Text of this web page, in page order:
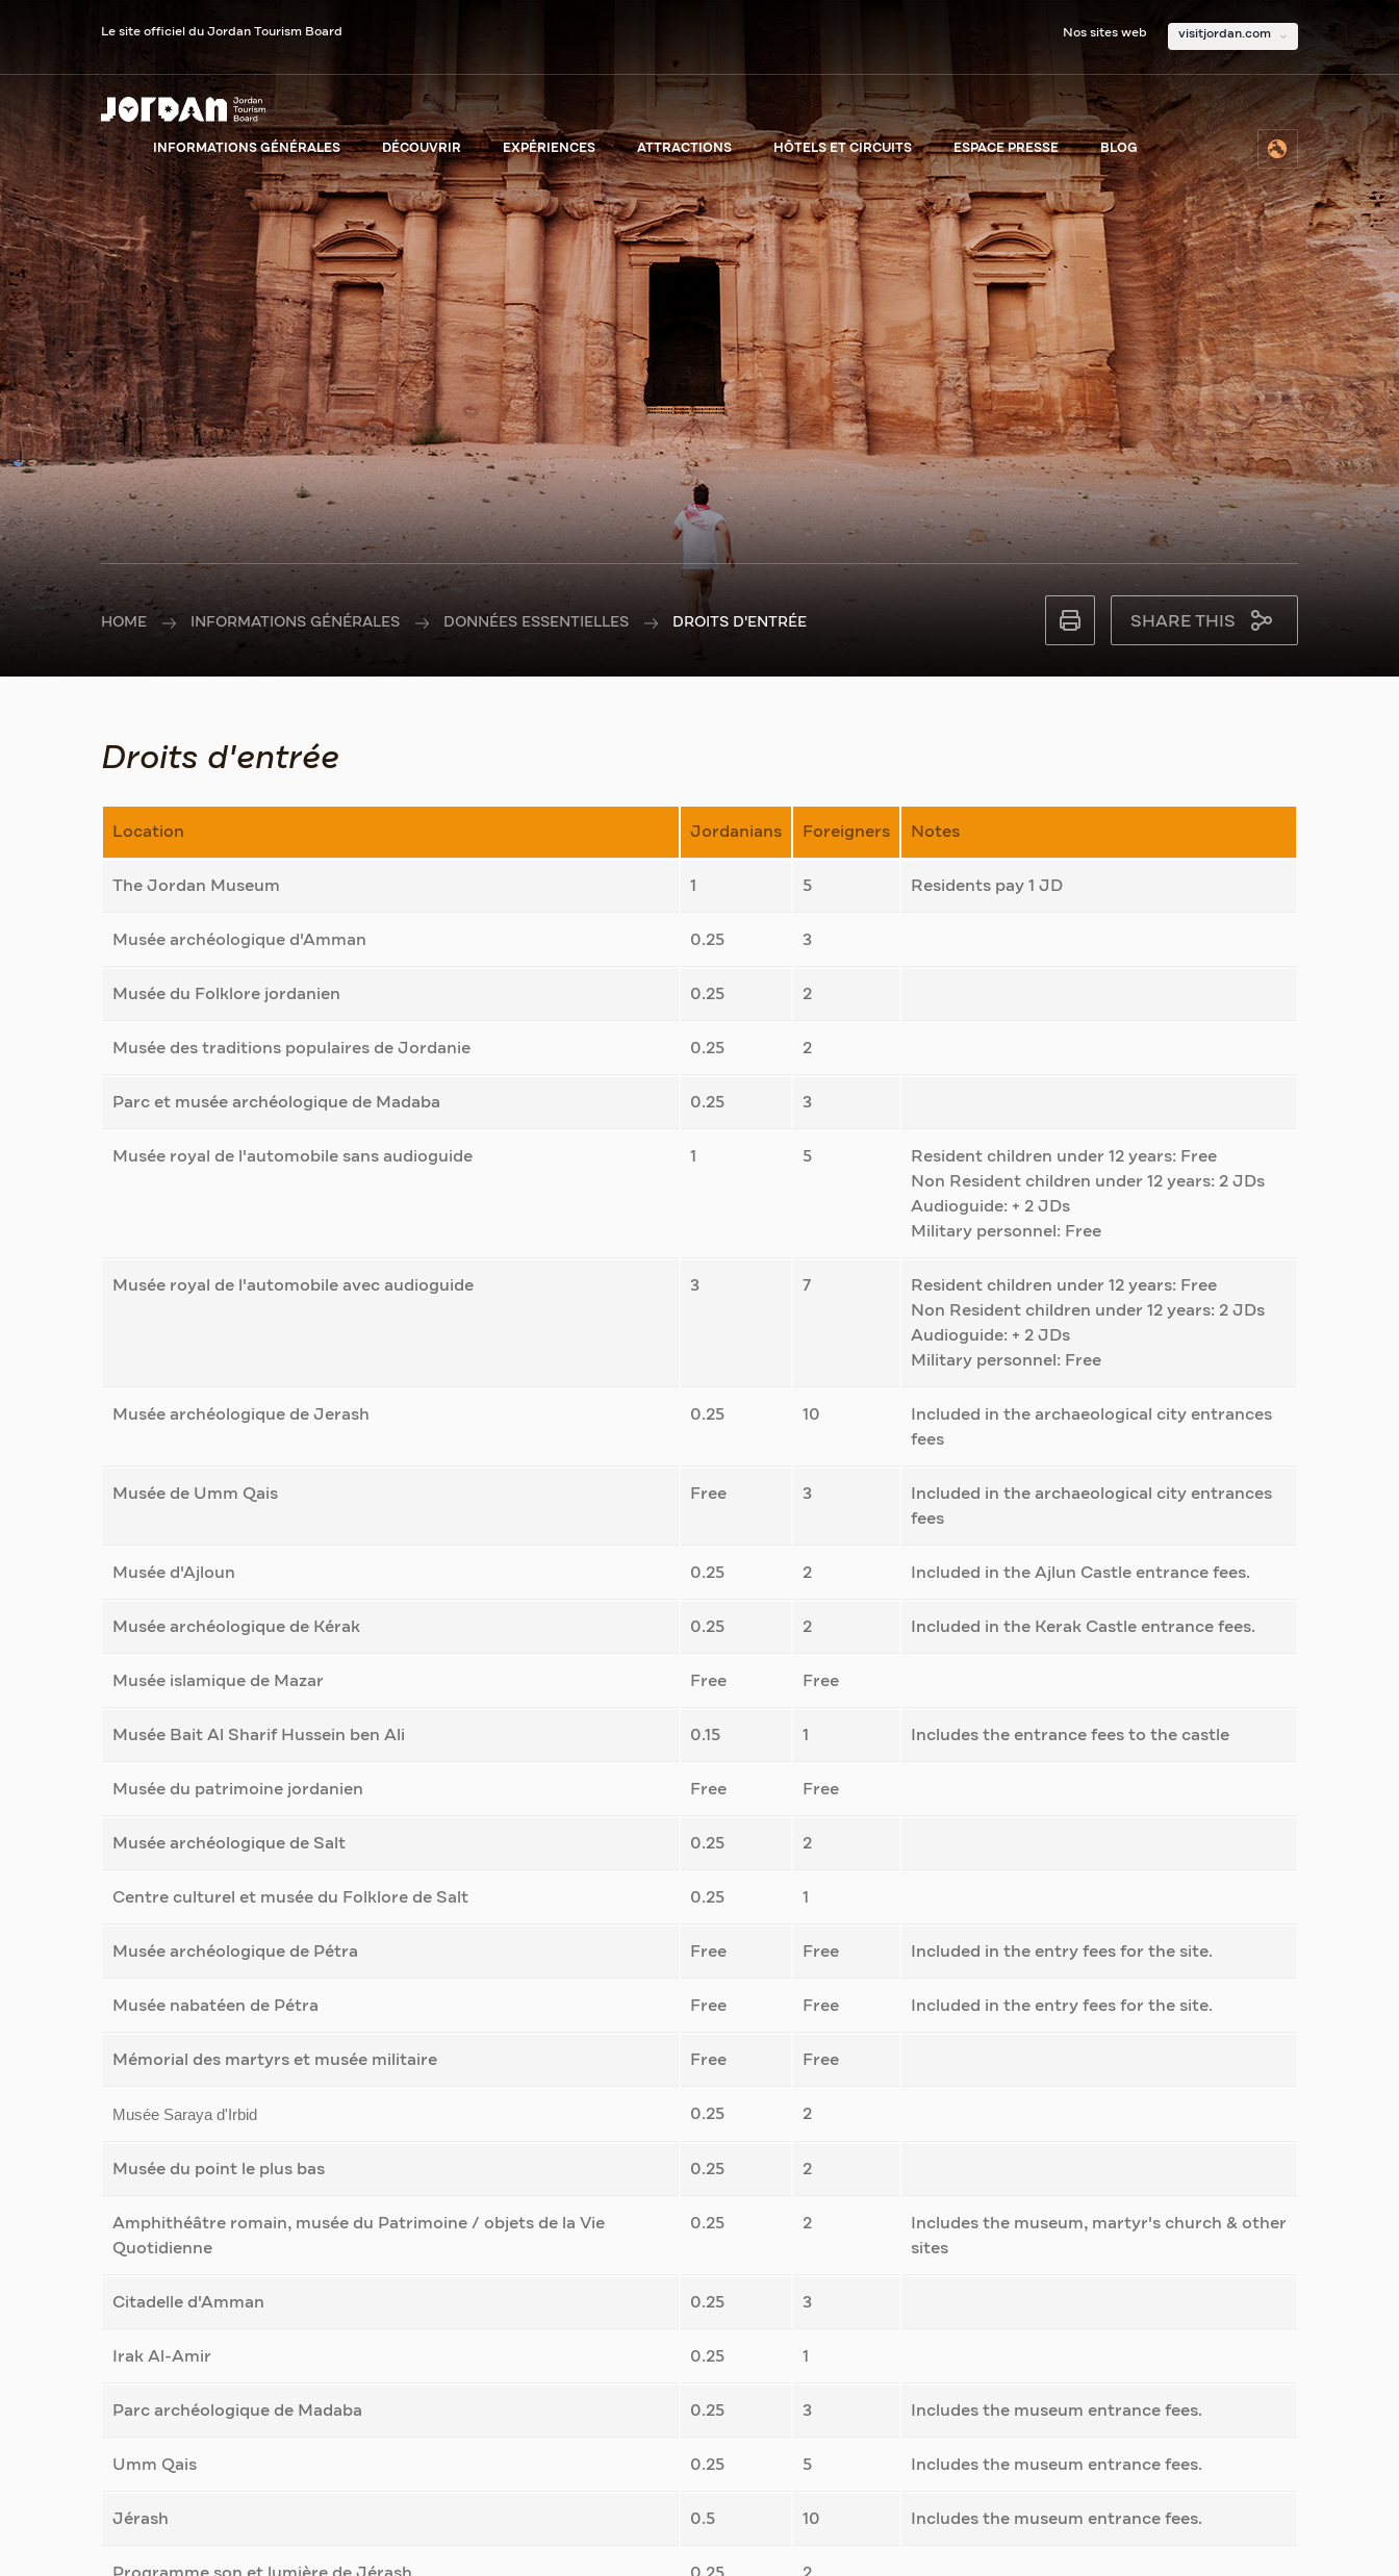
Le site officiel du Jordan Tourism Board Nos sites web visitjordan.com
INFORMATIONS GÉNÉRALES DÉCOUVRIR EXPÉRIENCES ATTRACTIONS HÔTELS ET CIRCUITS ESPACE PRESSE BLOG
HOME INFORMATIONS GÉNÉRALES DONNÉES ESSENTIELLES DROITS D'ENTRÉE SHARE THIS
Droits d'entrée
Location Jordanians Foreigners Notes
The Jordan Museum 1 5 Residents pay 1 JD
Musée archéologique d'Amman 0.25 3
Musée du Folklore jordanien 0.25 2
Musée des traditions populaires de Jordanie 0.25 2
Parc et musée archéologique de Madaba 0.25 3
Musée royal de l'automobile sans audioguide 1 5
Resident children under 12 years: Free
Non Resident children under 12 years: 2 JDs
Audioguide: + 2 JDs
Military personnel: Free
Musée royal de l'automobile avec audioguide 3 7
Resident children under 12 years: Free
Non Resident children under 12 years: 2 JDs
Audioguide: + 2 JDs
Military personnel: Free
Musée archéologique de Jerash 0.25 10
Included in the archaeological city entrances
fees
Musée de Umm Qais Free 3
Included in the archaeological city entrances
fees
Musée d'Ajloun 0.25 2 Included in the Ajlun Castle entrance fees.
Musée archéologique de Kérak 0.25 2 Included in the Kerak Castle entrance fees.
Musée islamique de Mazar Free Free
Musée Bait Al Sharif Hussein ben Ali 0.15 1 Includes the entrance fees to the castle
Musée du patrimoine jordanien Free Free
Musée archéologique de Salt 0.25 2
Centre culturel et musée du Folklore de Salt 0.25 1
Musée archéologique de Pétra Free Free Included in the entry fees for the site.
Musée nabatéen de Pétra Free Free Included in the entry fees for the site.
Mémorial des martyrs et musée militaire Free Free
Musée Saraya d'Irbid 0.25 2
Musée du point le plus bas 0.25 2
Amphithéâtre romain, musée du Patrimoine / objets de la Vie
Quotidienne
0.25 2
Includes the museum, martyr's church & other
sites
Citadelle d'Amman 0.25 3
Irak Al-Amir 0.25 1
Parc archéologique de Madaba 0.25 3 Includes the museum entrance fees.
Umm Qais 0.25 5 Includes the museum entrance fees.
Jérash 0.5 10 Includes the museum entrance fees.